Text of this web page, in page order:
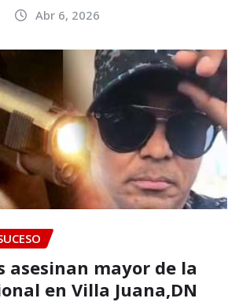
Abr 6, 2026
asesinan mayor de la
en Villa Juana,DN